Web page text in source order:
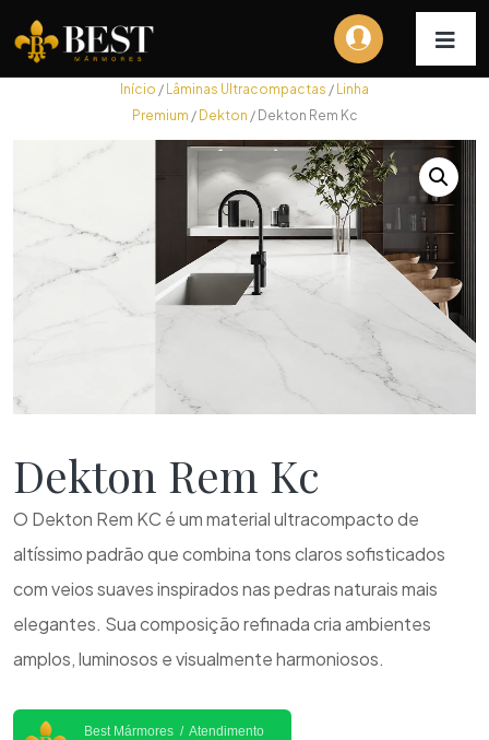
Início / Lâminas Ultracompactas / Linha
Premium / Dekton / Dekton Rem Kc
Dekton Rem Kc
O Dekton Rem KC é um material ultracompacto de
altíssimo padrão que combina tons claros sofisticados
com veios suaves inspirados nas pedras naturais mais
elegantes. Sua composição refinada cria ambientes
amplos, luminosos e visualmente harmoniosos.
Best Mármores / Atendimento